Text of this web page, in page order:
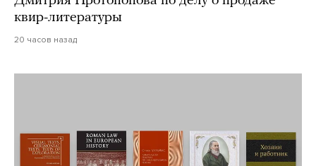
квир-литературы
20 часов назад